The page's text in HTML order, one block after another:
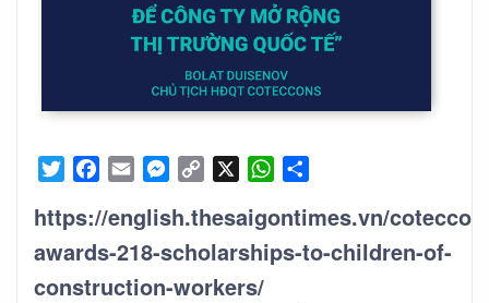
TwitterFacebook
Email Messenger
Copy
WhatsApp
https://english.thesaigontimes.vn/
awards-218-scholarships-to-children-of-
construction-workers/